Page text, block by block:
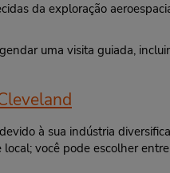
da exploração
uma visita guiada,
à sua indústria
você pode escolher